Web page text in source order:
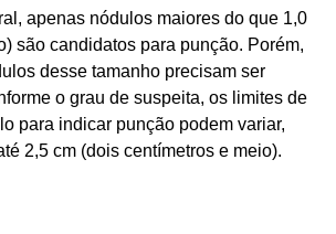
apenas nódulos maiores do que 1,0
são candidatos para punção. Porém,
desse tamanho precisam ser
o grau de suspeita, os limites de
para indicar punção podem variar,
2,5 cm (dois centímetros e meio).